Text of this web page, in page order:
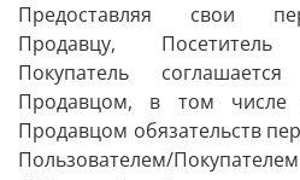
Предоставляя свои
Продавцу, Посетитель
Покупатель
Продавцом, в том числе
Продавцом обязательств
Пользователем/